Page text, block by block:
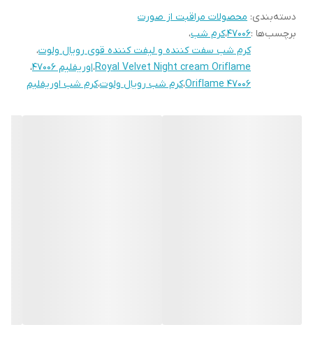
• آبرسان
جوانی پوست شده و تاثیر بسزایی در زیباسازی و جوانسازی صورت دارد.
دسته‌بندی: محصولات مراقبت از صورت
برچسب‌ها :47006،کرم شب،
کرم شب سفت کننده و لیفت کننده قوی رویال ولوت،
Royal Velvet Night cream Oriflame،اوریفلیم 47006
،
Oriflame 47006،کرم شب رویال ولوت،کرم شب اوریفلیم